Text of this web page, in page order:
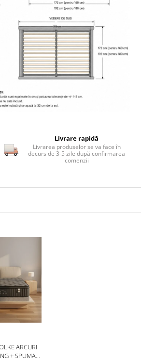
Livrare rapidă
Livrarea produselor se va face în
decurs de 3-5 zile după confirmarea
comenzii
ARCURI
+ SPUMA